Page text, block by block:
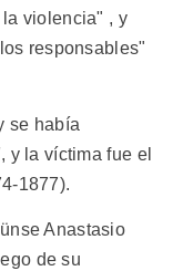
violencia" , y
responsables"
se había
y la víctima fue el
1877).
Anastasio
de su